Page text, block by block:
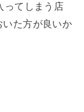
ってしまう店
いた方が良いか